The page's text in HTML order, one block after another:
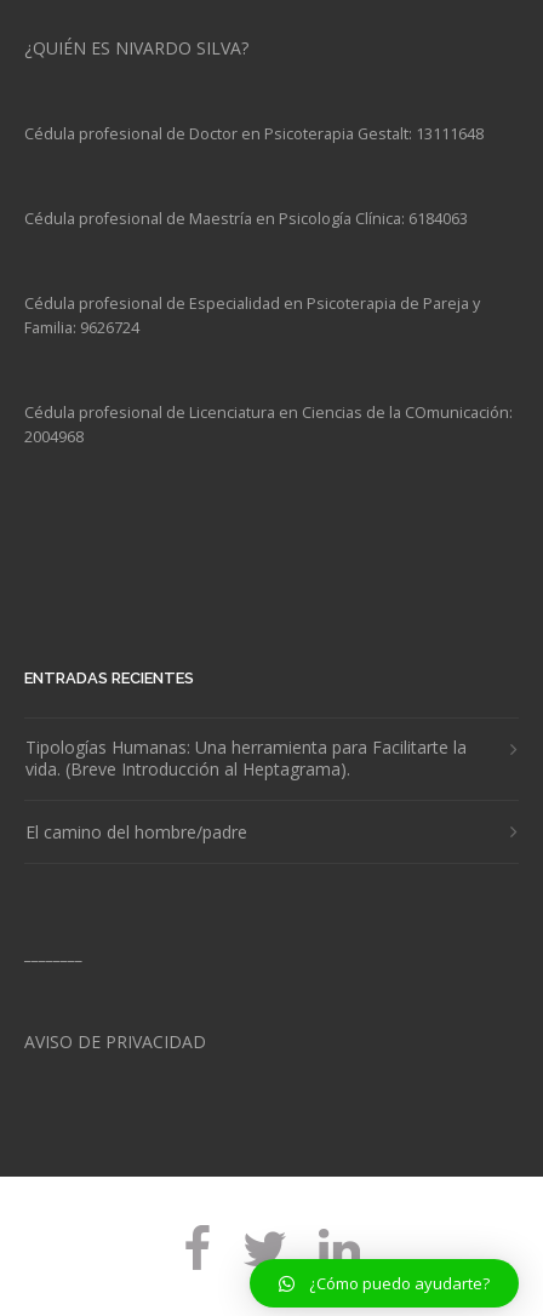
¿QUIÉN ES NIVARDO SILVA?
Cédula profesional de Doctor en Psicoterapia Gestalt: 13111648
Cédula profesional de Maestría en Psicología Clínica: 6184063
Cédula profesional de Especialidad en Psicoterapia de Pareja y
Familia: 9626724
Cédula profesional de Licenciatura en Ciencias de la COmunicación:
2004968
ENTRADAS RECIENTES
Tipologías Humanas: Una herramienta para Facilitarte la
vida. (Breve Introducción al Heptagrama).
El camino del hombre/padre
AVISO DE PRIVACIDAD
¿Cómo puedo ayudarte?